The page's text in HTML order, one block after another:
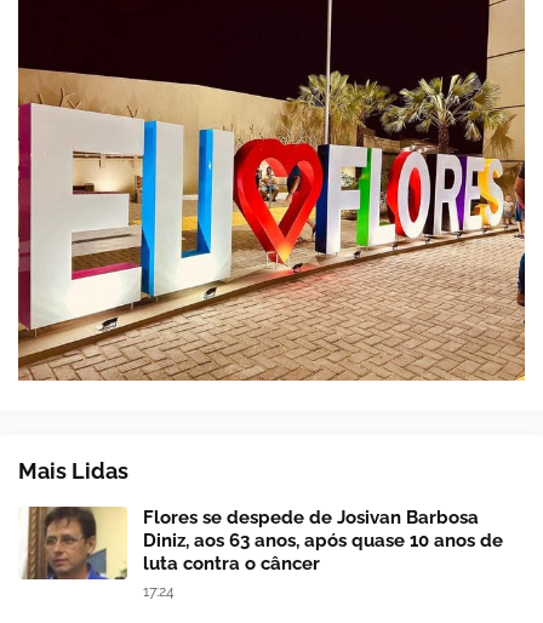
Mais Lidas
Flores se despede de Josivan Barbosa
Diniz, aos 63 anos, após quase 10 anos de
luta contra o câncer
17:24